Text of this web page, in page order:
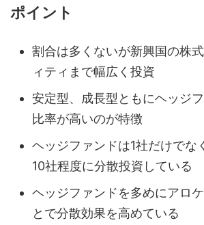
ポイント
割合は多くないが新興国の株
ィティまで幅広く投資
安定型、成長型ともにヘッジ
比率が高いのが特徴
ヘッジファンドは1社だけでな
10社程度に分散投資している
ヘッジファンドを多めにアロ
とで分散効果を高めている